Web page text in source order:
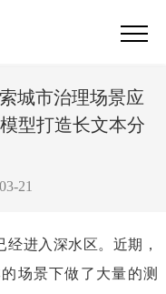
城市治理场景应
型打造长文本分
21
进入深水区。近期，
场景下做了大量的测